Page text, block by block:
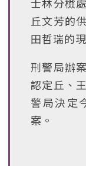
丘文芳的
田哲瑞的
刑警局辦
認定丘、
警局決定
案。